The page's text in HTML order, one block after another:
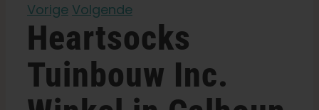
Druk op
Pheno jagen
Vorige Volgende
Heartsocks
Tuinbouw Inc.